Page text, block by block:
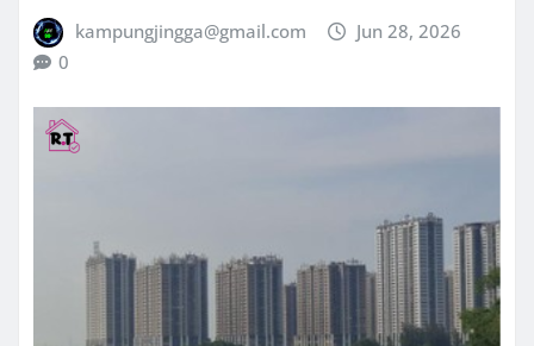
kampungjingga@gmail.com
Jun 28, 2026
0